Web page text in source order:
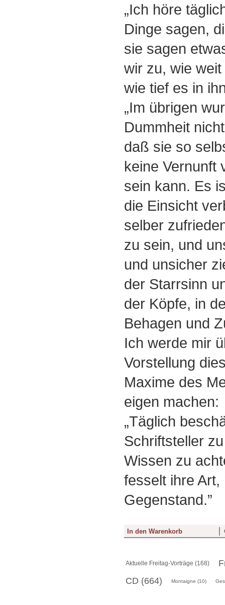
„Ich höre
Dinge sagen,
sie sagen
wir zu, wie
wie tief es in
„Im übrigen
Dummheit
daß sie so
keine Vernunft
sein kann. Es
die Einsicht
selber
zu sein, und
und unsicher
der Starrsinn
der Köpfe, in
Behagen und
Ich werde mir
Vorstellung
Maxime des
eigen machen:
„Täglich
Schriftsteller
Wissen zu
fesselt ihre Art,
Gegenstand.”
Aktuelle Freitag-Vorträge (168)
CD (664)
Montaigne (10)